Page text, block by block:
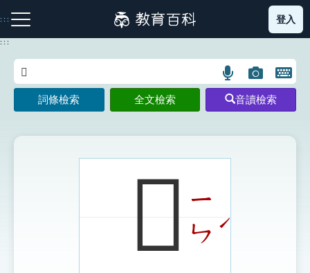
到
主
:::
注音索引圖示 筆畫索引圖示 部首索引表圖示
登入
:::
語
言
搜
示
圖
片
搜
開
鍵
圖
詞條檢索 全文檢索 音讀檢索
𡁬ㄧ
ㄣˊ